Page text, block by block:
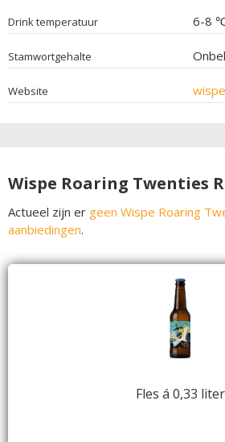
Drink temperatuur 6-8
Stamwortgehalte
Website
Wispe Roaring Twenties
Actueel zijn er geen Wispe Roaring
aanbiedingen.
Fles á 0,33 liter